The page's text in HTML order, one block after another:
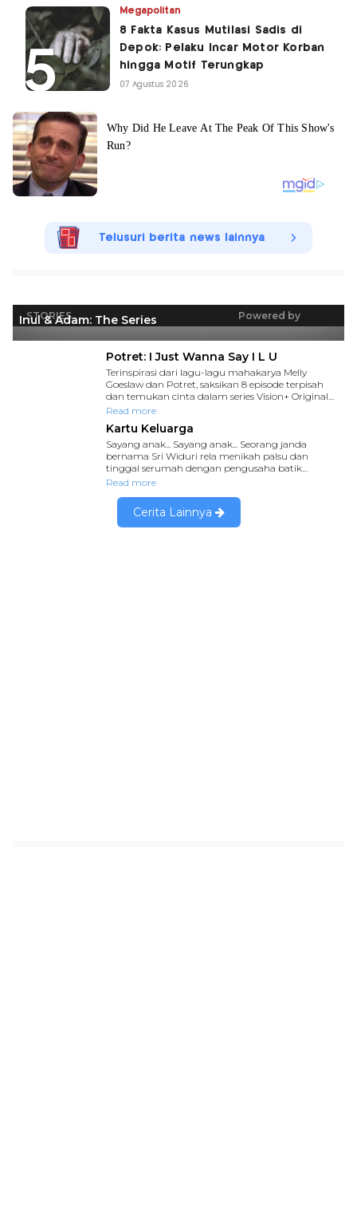
Megapolitan
8 Fakta Kasus Mutilasi Sadis di
Depok: Pelaku Incar Motor Korban
hingga Motif Terungkap
07 Agustus 2026
Telusuri berita news lainnya